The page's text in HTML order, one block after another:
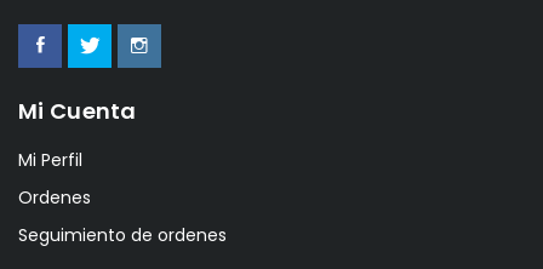
Mi Cuenta
Mi Perfil
Ordenes
Seguimiento de ordenes